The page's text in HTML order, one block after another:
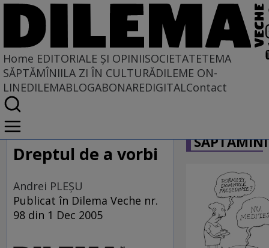
Home EDITORIALE ȘI OPINIISOCIETATETEMA
SĂPTĂMÎNIILA ZI ÎN CULTURĂDILEME ON-
LINEDILEMABLOGABONAREDIGITALContact
Home
EDITORIALE ȘI OPINII
SITUAȚIUNEA
Dreptul de a vorbi
Andrei PLEŞU
Publicat în Dilema Veche nr.
98 din 1 Dec 2005